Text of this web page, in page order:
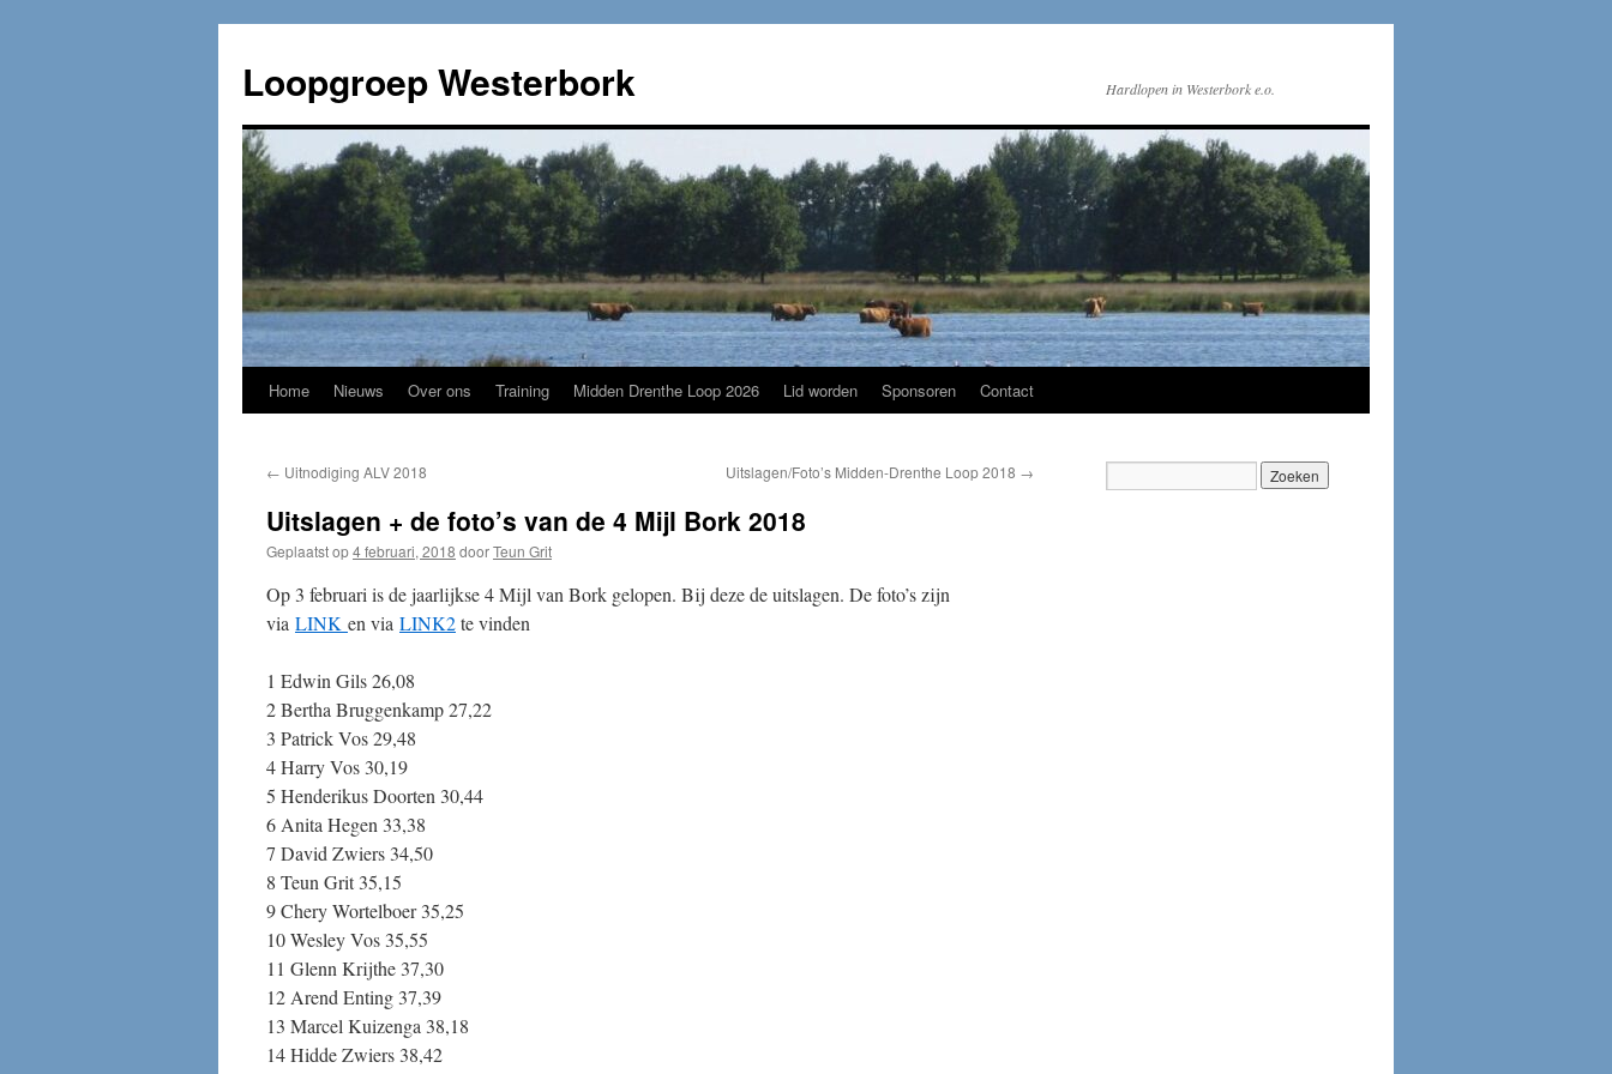
Loopgroep Westerbork Hardlopen in Westerbork e.o.
Home Nieuws Over ons Training Midden Drenthe Loop 2026 Lid worden Sponsoren Contact
← Uitnodiging ALV 2018 Uitslagen/Foto’s Midden-Drenthe Loop 2018 →
Uitslagen + de foto’s van de 4 Mijl Bork 2018
Geplaatst op4 februari, 2018 doorTeun Grit
Op 3 februari is de jaarlijkse 4 Mijl van Bork gelopen. Bij deze de uitslagen. De foto’s zijn
via LINK en via LINK2te vinden
1 Edwin Gils 26,08
2 Bertha Bruggenkamp 27,22
3 Patrick Vos 29,48
4 Harry Vos 30,19
5 Henderikus Doorten 30,44
6 Anita Hegen 33,38
7 David Zwiers 34,50
8 Teun Grit 35,15
9 Chery Wortelboer 35,25
10 Wesley Vos 35,55
11 Glenn Krijthe 37,30
12 Arend Enting 37,39
13 Marcel Kuizenga 38,18
14 Hidde Zwiers 38,42